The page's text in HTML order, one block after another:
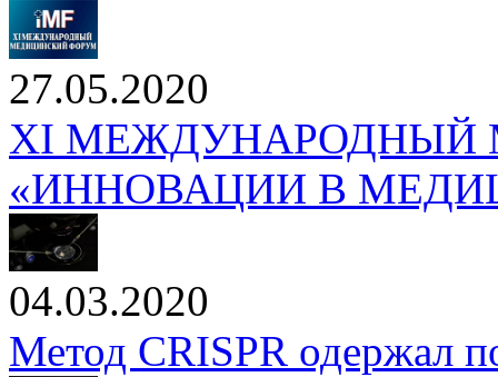
27.05.2020
XI МЕЖДУНАРОДНЫЙ
«ИННОВАЦИИ В
04.03.2020
Метод CRISPR одержал